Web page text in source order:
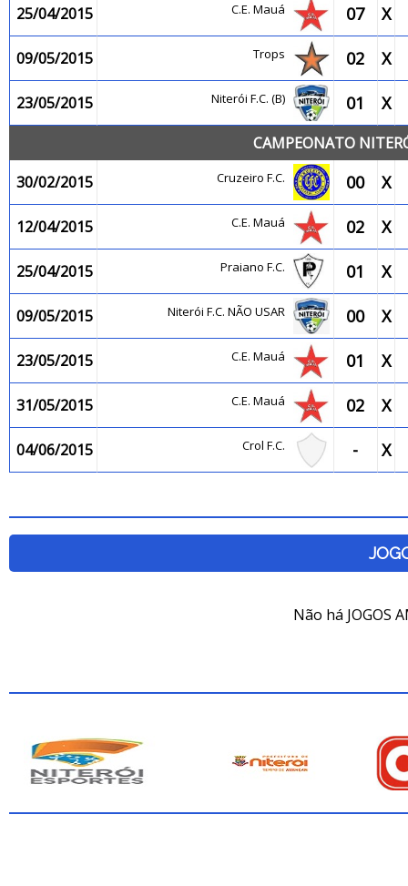
25/04/2015 C.E. Mauá 07 X
09/05/2015 Trops 02 X
23/05/2015 Niterói F.C. (B) 01 X
CAMPEONATO
30/02/2015
Cruzeiro F.C. 00 X
12/04/2015 C.E. Mauá 02 X
25/04/2015 Praiano F.C. 01 X
09/05/2015 Niterói F.C. NÃO USAR 00 X
23/05/2015 C.E. Mauá 01 X
31/05/2015 C.E. Mauá 02 X
04/06/2015 Crol F.C. - X
Não há JOGOS